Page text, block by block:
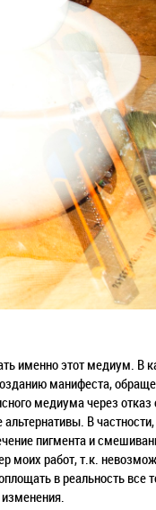
именно этот медиум. В
манифеста,
медиума через отказ
В
пигмента и
моих работ, т.к.
в реальность все